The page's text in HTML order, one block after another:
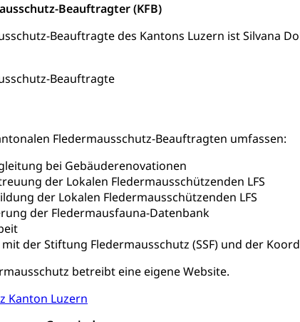
Beauftragter (KFB)
Beauftragte des Kantons Luzern ist Silvana
Beauftragte
Fledermausschutz-Beauftragten umfassen:
bei Gebäuderenovationen
der Lokalen Fledermausschützenden LFS
der Lokalen Fledermausschützenden LFS
der Fledermausfauna-Datenbank
der Stiftung Fledermausschutz (SSF) und der
betreibt eine eigene Website.
Kanton Luzern
Wellness, Unfallverhütung, Suchtprävention,
Kantonales Tabakpräventionsprogramm
Sozialpolitik, Arbeitslosenversicherung,
(Dienststelle)
Opferhilfe
(WAS Luzern)
Soziale Sicherheit
Drogensucht, Medikamentenabhängigkeit,
Suchtmittel, Psychopharmaka
Luzern
Spital, Pflegeinitiative, Ambulant vor stationär, AVOS,
Witwenrente, Sozialversicherung,
Ergänzungsleistungen, Altersvorsorge,